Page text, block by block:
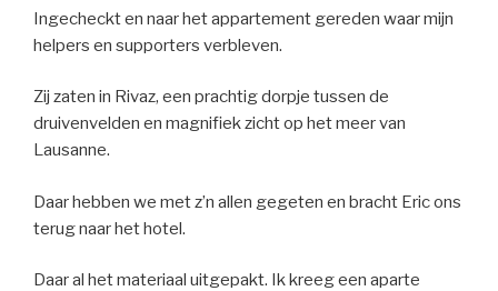
Ingecheckt en naar het appartement gereden waar mijn
helpers en supporters verbleven.
Zij zaten in Rivaz, een prachtig dorpje tussen de
druivenvelden en magnifiek zicht op het meer van
Lausanne.
Daar hebben we met z’n allen gegeten en bracht Eric ons
terug naar het hotel.
Daar al het materiaal uitgepakt. Ik kreeg een aparte